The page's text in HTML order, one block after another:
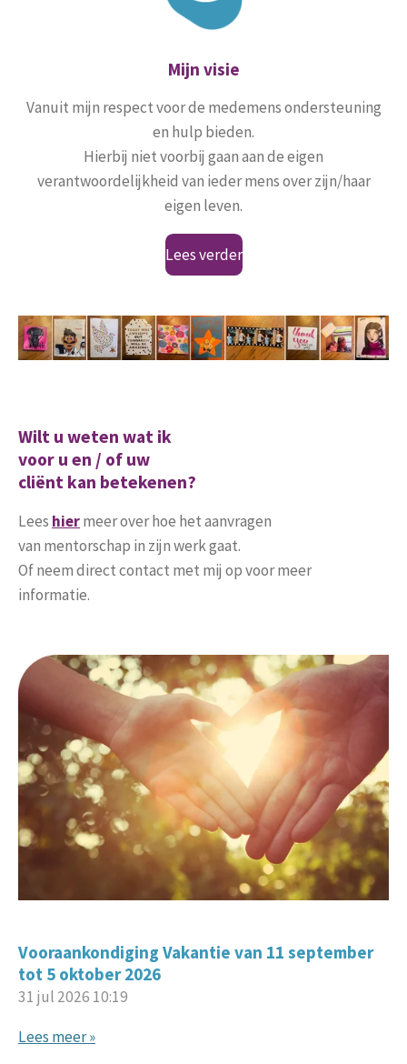
Mijn visie
Vanuit mijn respect voor de medemens ondersteuning
en hulp bieden.
Hierbij niet voorbij gaan aan de eigen
verantwoordelijkheid van ieder mens over zijn/haar
eigen leven.
Lees verder
Wilt u weten wat ik
voor u en / of uw
cliënt kan betekenen?
Lees hiermeer over hoe het aanvragen
van mentorschap in zijn werk gaat.
Of neem direct contact met mij op voor meer
informatie.
Vooraankondiging Vakantie van 11 september
tot 5 oktober 2026
31 jul 2026 10:19
Lees meer »